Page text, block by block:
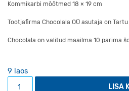
Kommikarbi mõõtmed 18 × 19 cm
Tootjafirma Chocolala OÜ asutaja on
Chocolala on valitud maailma 10 parima
9 laos
16 kommiga karp puidust
LISA